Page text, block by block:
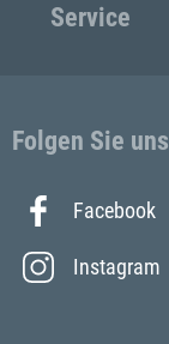
Service
Folgen Sie uns
Facebook
Instagram